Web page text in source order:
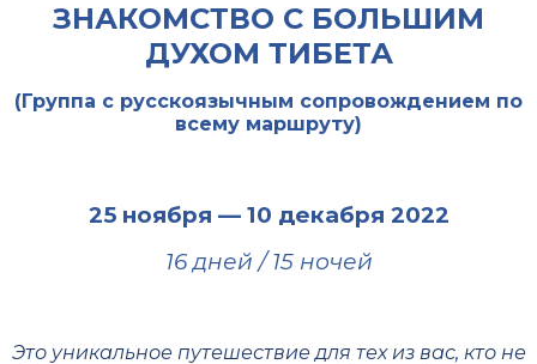
ЗНАКОМСТВО С БОЛЬШИМ
ДУХОМ ТИБЕТА
(Группа с русскоязычным сопровождением по
всему маршруту)
25 ноября — 10 декабря 2022
16 дней / 15 ночей
Это уникальное путешествие для тех из вас, кто не